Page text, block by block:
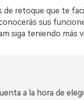
retoque que te
sus
siga teniendo más
a la hora de